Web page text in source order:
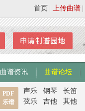
上传曲谱
首页
曲谱资讯 曲谱论坛
PDF
乐谱
声乐 钢琴
长笛
弦乐
吉他 其他